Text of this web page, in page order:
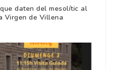
daten del mesolític al
Virgen de Villena